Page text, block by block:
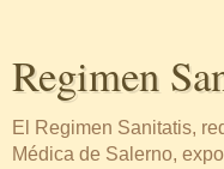
Regimen
El Regimen Sanitatis,
Médica de Salerno,